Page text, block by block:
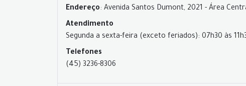
Endereço: Avenida Santos Dumont, 2021 - Área
Atendimento
Segunda a sexta-feira (exceto feriados): 07h30 às
Telefones
(45) 3236-8306